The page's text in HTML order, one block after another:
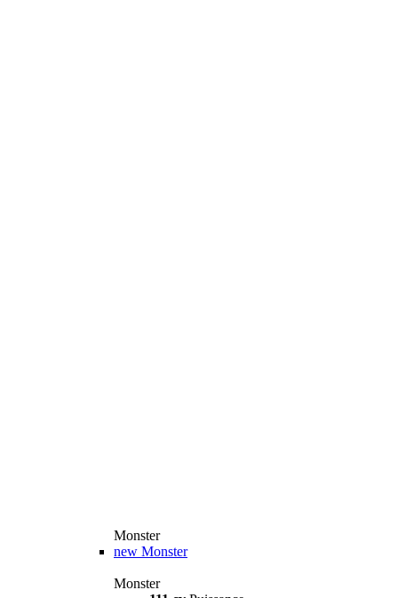
Monster
new Monster
Monster